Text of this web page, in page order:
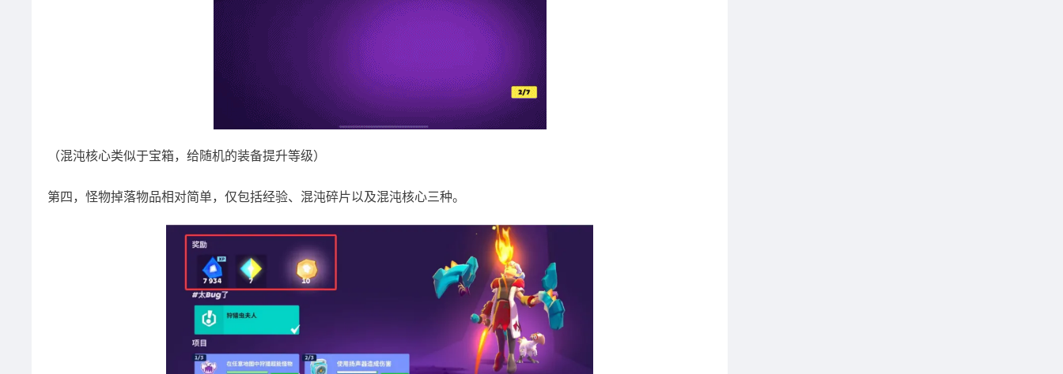
（混沌核心类似于宝箱，给随机的装备提升等级）
第四，怪物掉落物品相对简单，仅包括经验、混沌碎片以及混沌核心三种。